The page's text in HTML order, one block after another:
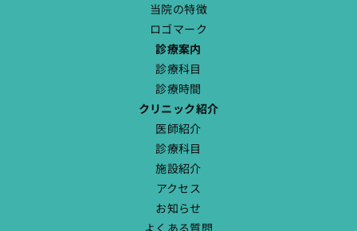
当院の特徴
ロゴマーク
診療案内
診療科目
診療時間
クリニック紹介
医師紹介
診療科目
施設紹介
アクセス
お知らせ